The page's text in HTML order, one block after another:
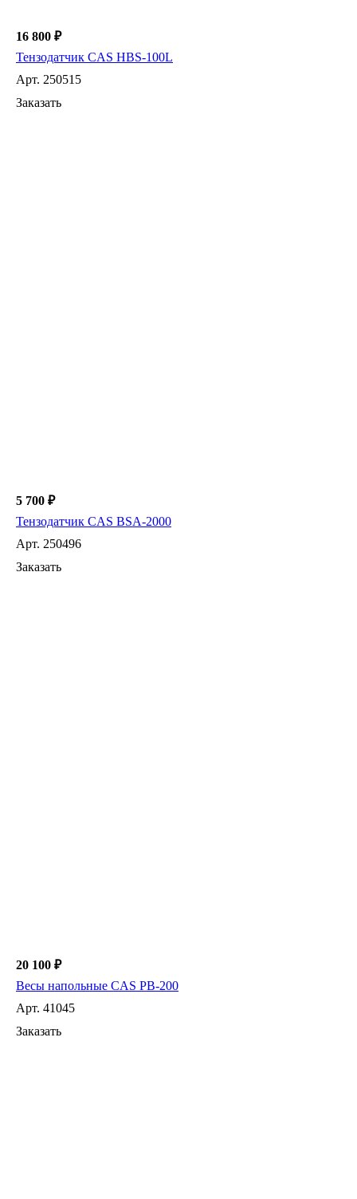
16 800 ₽
Тензодатчик CAS HBS-100L
Арт. 250515
Заказать
5 700 ₽
Тензодатчик CAS BSA-2000
Арт. 250496
Заказать
20 100 ₽
Весы напольные CAS PB-200
Арт. 41045
Заказать